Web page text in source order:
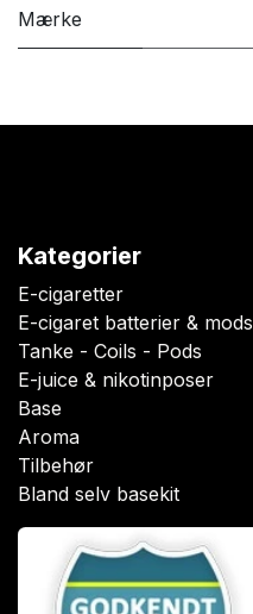
Mærke
Kategorier
E-cigaretter
E-cigaret batterier & mods
Tanke - Coils - Pods
E-juice & nikotinposer
Base
Aroma
Tilbehør
Bland selv basekit